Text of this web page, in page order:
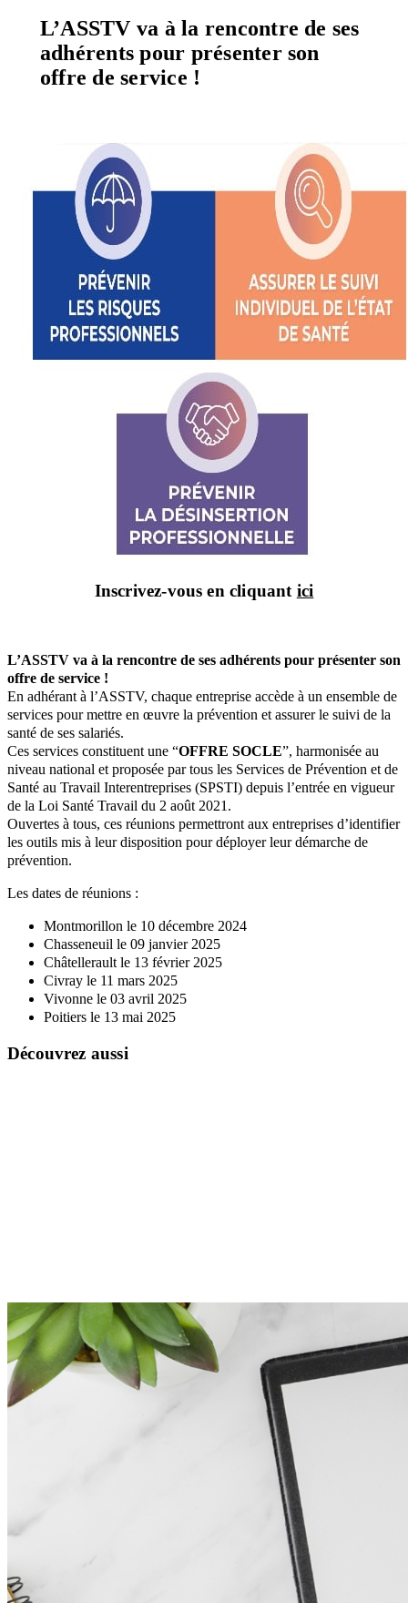
L’ASSTV va à la rencontre de ses
adhérents pour présenter son
offre de service !
Inscrivez-vous en cliquant ici
L’ASSTV va à la rencontre de ses adhérents pour présenter son
offre de service !
En adhérant à l’ASSTV, chaque entreprise accède à un ensemble de
services pour mettre en œuvre la prévention et assurer le suivi de la
santé de ses salariés.
Ces services constituent une “OFFRE SOCLE”, harmonisée au
niveau national et proposée par tous les Services de Prévention et de
Santé au Travail Interentreprises (SPSTI) depuis l’entrée en vigueur
de la Loi Santé Travail du 2 août 2021.
Ouvertes à tous, ces réunions permettront aux entreprises d’identifier
les outils mis à leur disposition pour déployer leur démarche de
prévention.
Les dates de réunions :
Montmorillon le 10 décembre 2024
Chasseneuil le 09 janvier 2025
Châtellerault le 13 février 2025
Civray le 11 mars 2025
Vivonne le 03 avril 2025
Poitiers le 13 mai 2025
Découvrez aussi